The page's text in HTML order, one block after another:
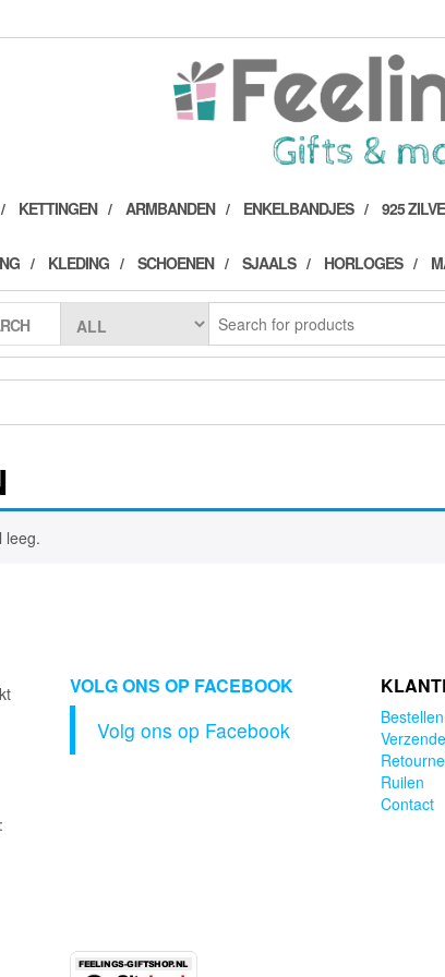
KETTINGEN ARMBANDEN ENKELBANDJES 925
KLEDING SCHOENEN SJAALS HORLOGES
leeg.
VOLG ONS OP FACEBOOK
Volg ons op Facebook
Ruilen
Contact